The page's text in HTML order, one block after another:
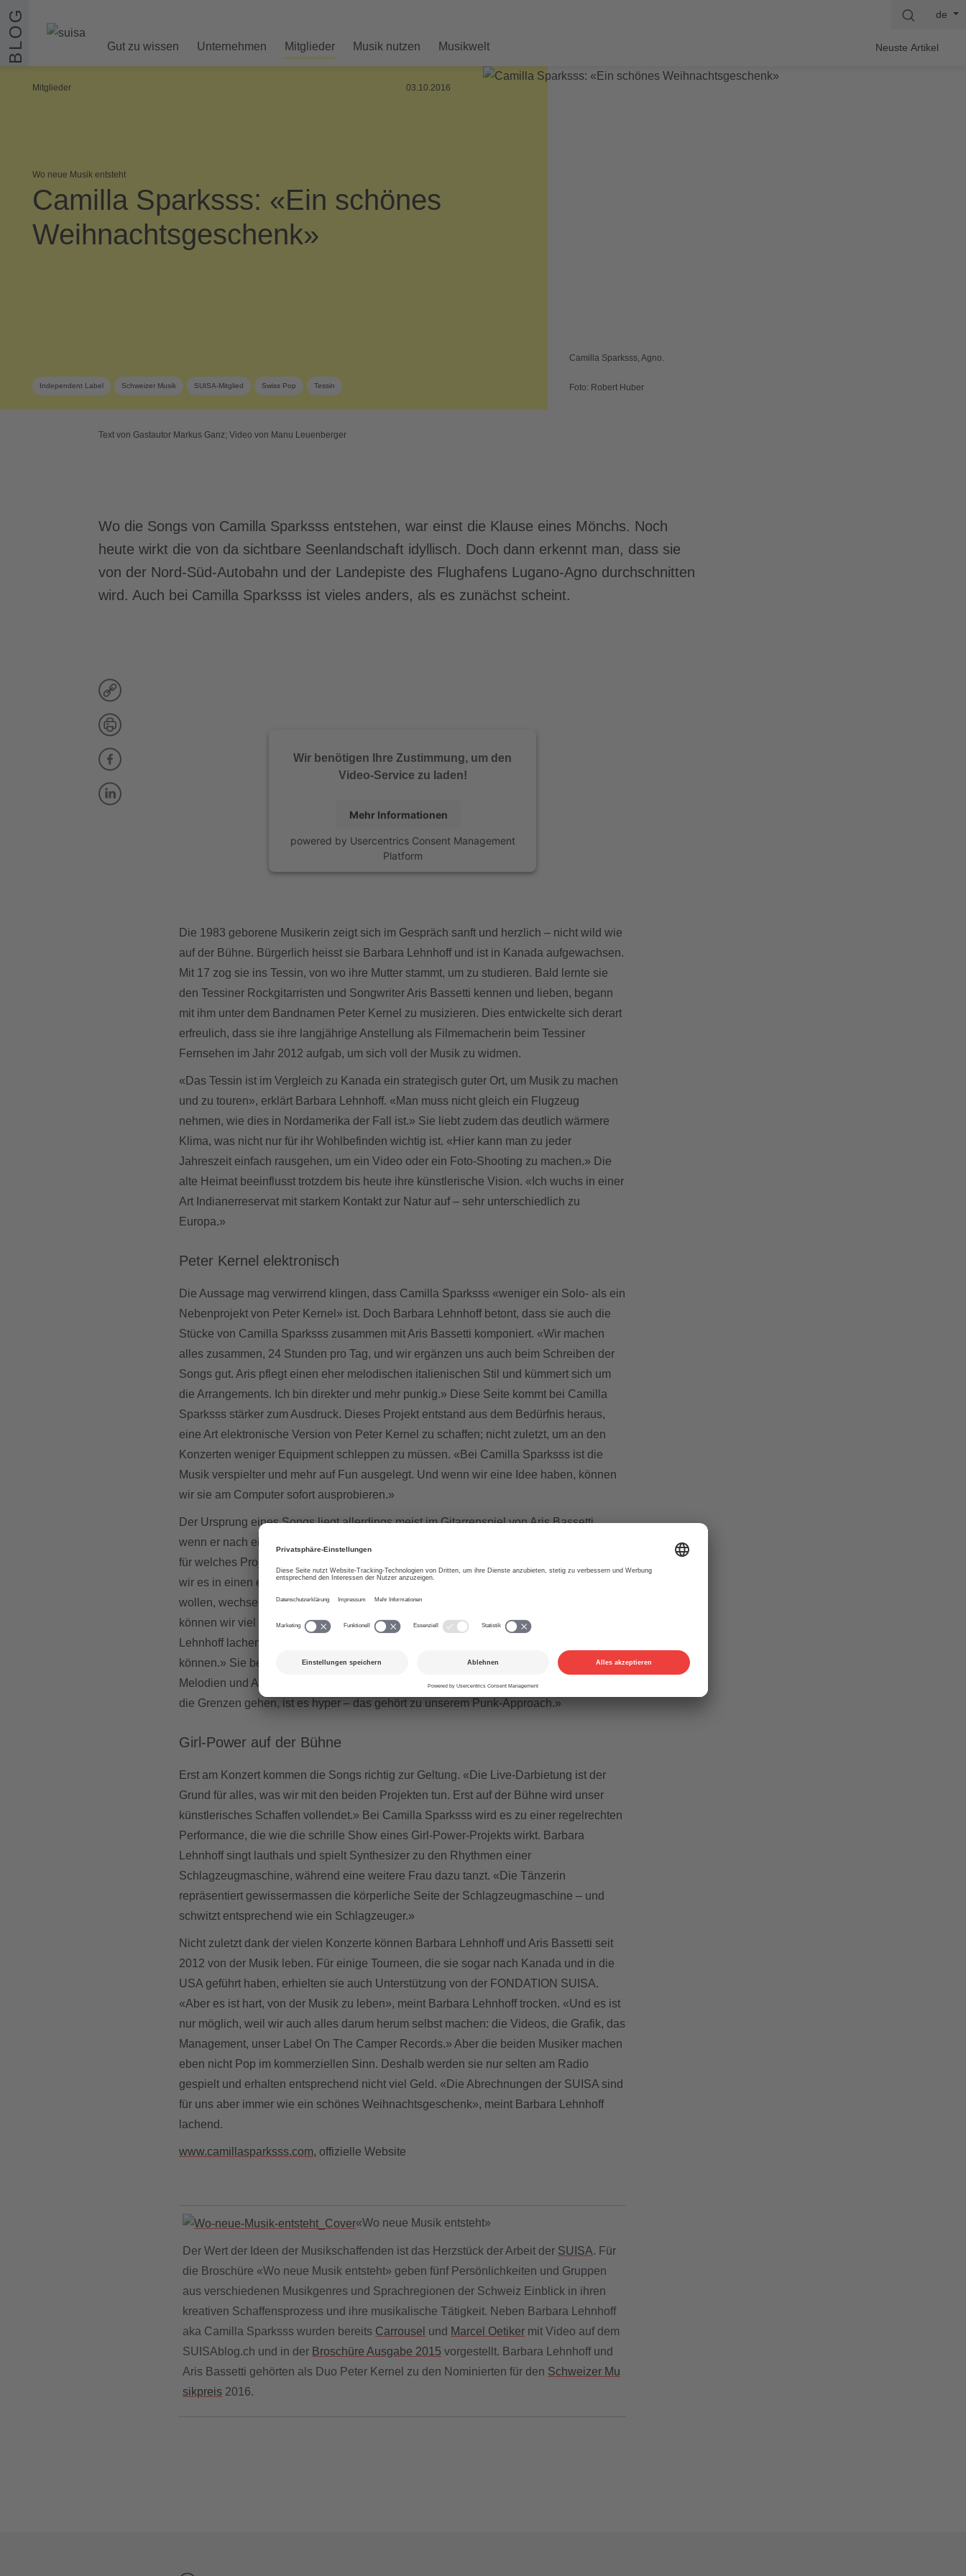
Zum Inhalt springen
BLOG Gut zu wissen Unternehmen Mitglieder Musik nutzen Musikwelt
de
Neuste Artikel
Mitglieder 03.10.2016
Wo neue Musik entsteht
Camilla Sparksss: «Ein schönes
Weihnachtsgeschenk»
Independent Label Schweizer Musik SUISA-Mitglied Swiss Pop Tessin
Camilla Sparksss, Agno.
Foto: Robert Huber
Text von Gastautor Markus Ganz; Video von Manu Leuenberger
Wo die Songs von Camilla Sparksss entstehen, war einst die Klause eines Mönchs. Noch
heute wirkt die von da sichtbare Seenlandschaft idyllisch. Doch dann erkennt man, dass sie
von der Nord-Süd-Autobahn und der Landepiste des Flughafens Lugano-Agno durchschnitten
wird. Auch bei Camilla Sparksss ist vieles anders, als es zunächst scheint.
Wir benötigen Ihre Zustimmung, um den
Video-Service zu laden!
Mehr Informationen
powered by Usercentrics Consent Management
Platform
Die 1983 geborene Musikerin zeigt sich im Gespräch sanft und herzlich ‒ nicht wild wie
auf der Bühne. Bürgerlich heisst sie Barbara Lehnhoff und ist in Kanada aufgewachsen.
Mit 17 zog sie ins Tessin, von wo ihre Mutter stammt, um zu studieren. Bald lernte sie
den Tessiner Rockgitarristen und Songwriter Aris Bassetti kennen und lieben, begann
mit ihm unter dem Bandnamen Peter Kernel zu musizieren. Dies entwickelte sich derart
erfreulich, dass sie ihre langjährige Anstellung als Filmemacherin beim Tessiner
Fernsehen im Jahr 2012 aufgab, um sich voll der Musik zu widmen.
«Das Tessin ist im Vergleich zu Kanada ein strategisch guter Ort, um Musik zu machen
und zu touren», erklärt Barbara Lehnhoff. «Man muss nicht gleich ein Flugzeug
nehmen, wie dies in Nordamerika der Fall ist.» Sie liebt zudem das deutlich wärmere
Klima, was nicht nur für ihr Wohlbefinden wichtig ist. «Hier kann man zu jeder
Jahreszeit einfach rausgehen, um ein Video oder ein Foto-Shooting zu machen.» Die
alte Heimat beeinflusst trotzdem bis heute ihre künstlerische Vision. «Ich wuchs in einer
Art Indianerreservat mit starkem Kontakt zur Natur auf ‒ sehr unterschiedlich zu
Europa.»
Peter Kernel elektronisch
Die Aussage mag verwirrend klingen, dass Camilla Sparksss «weniger ein Solo- als ein
Nebenprojekt von Peter Kernel» ist. Doch Barbara Lehnhoff betont, dass sie auch die
Stücke von Camilla Sparksss zusammen mit Aris Bassetti komponiert. «Wir machen
alles zusammen, 24 Stunden pro Tag, und wir ergänzen uns auch beim Schreiben der
Songs gut. Aris pflegt einen eher melodischen italienischen Stil und kümmert sich um
die Arrangements. Ich bin direkter und mehr punkig.» Diese Seite kommt bei Camilla
Sparksss stärker zum Ausdruck. Dieses Projekt entstand aus dem Bedürfnis heraus,
eine Art elektronische Version von Peter Kernel zu schaffen; nicht zuletzt, um an den
Konzerten weniger Equipment schleppen zu müssen. «Bei Camilla Sparksss ist die
Musik verspielter und mehr auf Fun ausgelegt. Und wenn wir eine Idee haben, können
wir sie am Computer sofort ausprobieren.»
Der Ursprung eines Songs liegt allerdings meist im Gitarrenspiel von Aris Bassetti,
wenn er nach einer Melodie sucht. «Wir entscheiden erst im Verlauf des Songwritings,
für welches Projekt wir das Stück verwenden. Falls es für Camilla Sparksss ist, wandeln
wir es in einen elektronischen Song um.» Sobald sie Arrangements ausprobieren
wollen, wechseln sie von der Wohnung in einen nahe gelegenen Übungsraum. «Dort
können wir viel Lärm machen, weil er sich im Untergeschoss befindet», meint Barbara
Lehnhoff lachend. «Wenn wir die Gesangsteile schreiben, müssen wir auch schreien
können.» Sie bezeichnet den Stil von Camilla Sparksss als Hyper Pop. «Bezüglich
Melodien und Arrangements kann man diese Songs zum Pop zählen. Aber wie wir an
die Grenzen gehen, ist es hyper – das gehört zu unserem Punk-Approach.»
Girl-Power auf der Bühne
Erst am Konzert kommen die Songs richtig zur Geltung. «Die Live-Darbietung ist der
Grund für alles, was wir mit den beiden Projekten tun. Erst auf der Bühne wird unser
künstlerisches Schaffen vollendet.» Bei Camilla Sparksss wird es zu einer regelrechten
Performance, die wie die schrille Show eines Girl-Power-Projekts wirkt. Barbara
Lehnhoff singt lauthals und spielt Synthesizer zu den Rhythmen einer
Schlagzeugmaschine, während eine weitere Frau dazu tanzt. «Die Tänzerin
repräsentiert gewissermassen die körperliche Seite der Schlagzeugmaschine – und
schwitzt entsprechend wie ein Schlagzeuger.»
Nicht zuletzt dank der vielen Konzerte können Barbara Lehnhoff und Aris Bassetti seit
2012 von der Musik leben. Für einige Tourneen, die sie sogar nach Kanada und in die
USA geführt haben, erhielten sie auch Unterstützung von der FONDATION SUISA.
«Aber es ist hart, von der Musik zu leben», meint Barbara Lehnhoff trocken. «Und es ist
nur möglich, weil wir auch alles darum herum selbst machen: die Videos, die Grafik, das
Management, unser Label On The Camper Records.» Aber die beiden Musiker machen
eben nicht Pop im kommerziellen Sinn. Deshalb werden sie nur selten am Radio
gespielt und erhalten entsprechend nicht viel Geld. «Die Abrechnungen der SUISA sind
für uns aber immer wie ein schönes Weihnachtsgeschenk», meint Barbara Lehnhoff
lachend.
www.camillasparksss.com, offizielle Website
«Wo neue Musik entsteht»
Der Wert der Ideen der Musikschaffenden ist das Herzstück der Arbeit der SUISA. Für
die Broschüre «Wo neue Musik entsteht» geben fünf Persönlichkeiten und Gruppen
aus verschiedenen Musikgenres und Sprachregionen der Schweiz Einblick in ihren
kreativen Schaffensprozess und ihre musikalische Tätigkeit. Neben Barbara Lehnhoff
aka Camilla Sparksss wurden bereits Carrousel und Marcel Oetiker mit Video auf dem
SUISAblog.ch und in der Broschüre Ausgabe 2015 vorgestellt. Barbara Lehnhoff und
Aris Bassetti gehörten als Duo Peter Kernel zu den Nominierten für den Schweizer Mu
sikpreis 2016.